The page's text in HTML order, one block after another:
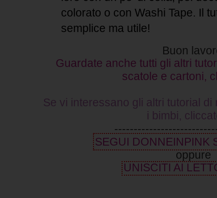
colorato o con Washi Tape. Il
semplice ma utile!
Buon
Guardate anche tutti gli altri
scatole e cartoni,
Se vi interessano gli altri tutorial
i bimbi,
SEGUI DONNEINPINK
oppure
UNISCITI AI